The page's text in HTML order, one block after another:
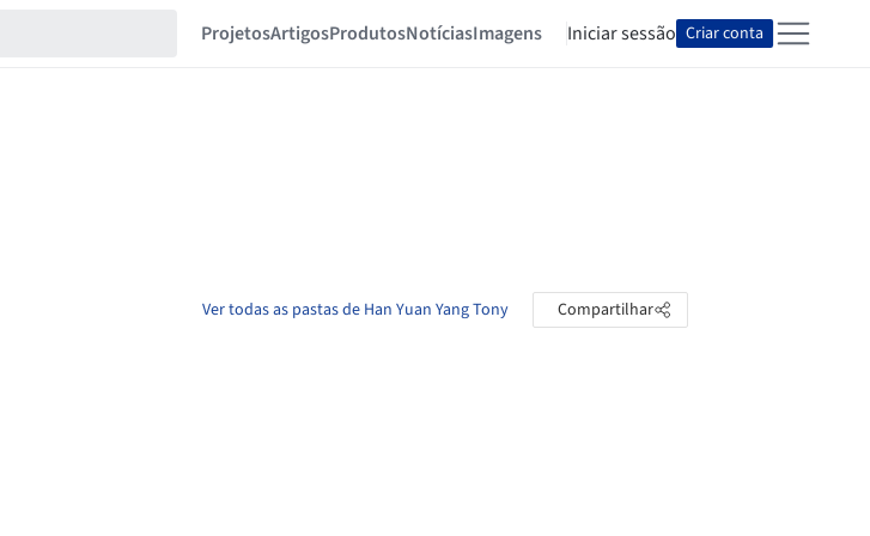
ProjetosArtigosProdutosNotíciasImagens Iniciar sessão Criar conta
Ver todas as pastas de Han Yuan Yang Tony Compartilhar